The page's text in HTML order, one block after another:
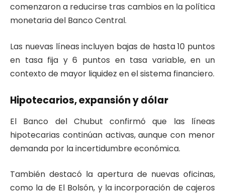
comenzaron a reducirse tras cambios en la política
monetaria del Banco Central.
Las nuevas líneas incluyen bajas de hasta 10 puntos
en tasa fija y 6 puntos en tasa variable, en un
contexto de mayor liquidez en el sistema financiero.
Hipotecarios, expansión y dólar
El Banco del Chubut confirmó que las líneas
hipotecarias continúan activas, aunque con menor
demanda por la incertidumbre económica.
También destacó la apertura de nuevas oficinas,
como la de El Bolsón, y la incorporación de cajeros